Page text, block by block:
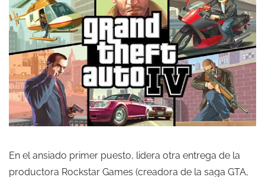
En el ansiado primer puesto, lidera otra entrega de la
productora Rockstar Games (creadora de la saga GTA,